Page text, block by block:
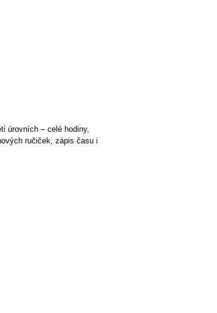
úrovních – celé hodiny,
ručiček, zápis času i